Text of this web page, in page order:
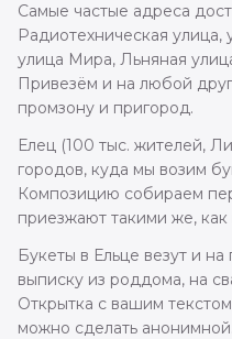
Самые частые адреса
Радиотехническая улица,
улица Мира, Льняная
Привезём и на любой
промзону и пригород.
Елец (100 тыс. жителей,
городов, куда мы возим
Композицию собираем
приезжают такими же, как
Букеты в Ельце везут и
выписку из роддома, на
Открытка с вашим
можно сделать анонимной.